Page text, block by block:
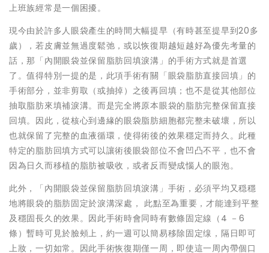
上班族經常是一個困擾。
現今由於許多人眼袋產生的時間大幅提早（有時甚至提早到20多
歲），若皮膚並無過度鬆弛，或以恢復期越短越好為優先考量的
話，那「內開眼袋並保留脂肪回填淚溝」的手術方式就是首選
了。值得特別一提的是，此項手術有關「眼袋脂肪直接回填」的
手術部分，並非剪取（或抽掉）之後再回填；也不是從其他部位
抽取脂肪來填補淚溝。而是完全將原本眼袋的脂肪完整保留直接
回填。因此，從核心到邊緣的眼袋脂肪細胞都完整未破壞，所以
也就保留了完整的血液循環，使得術後的效果穩定而持久。此種
特定的脂肪回填方式可以讓術後眼袋部位不會凹凸不平，也不會
因為日久而移植的脂肪被吸收，或者反而變成惱人的眼泡。
此外，「內開眼袋並保留脂肪回填淚溝」手術，必須平均又穏穩
地將眼袋的脂肪固定於淚溝深處， 此點至為重要，才能達到平整
及穩固長久的效果。因此手術時會同時有數條固定線（4 －6
條）暫時可見於臉頰上，約一週可以簡易移除固定缐，隔日即可
上妝，一切如常。因此手術恢復期僅一周，即使這一周內帶個口